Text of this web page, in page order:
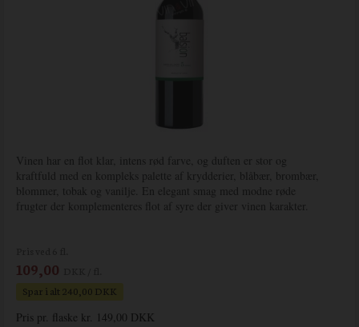
Vinen har en flot klar, intens rød farve, og duften er stor og
kraftfuld med en kompleks palette af krydderier, blåbær, brombær,
blommer, tobak og vanilje. En elegant smag med modne røde
frugter der komplementeres flot af syre der giver vinen karakter.
109,00
Spar i alt 240,00 DKK
Pris pr. flaske kr. 149,00 DKK